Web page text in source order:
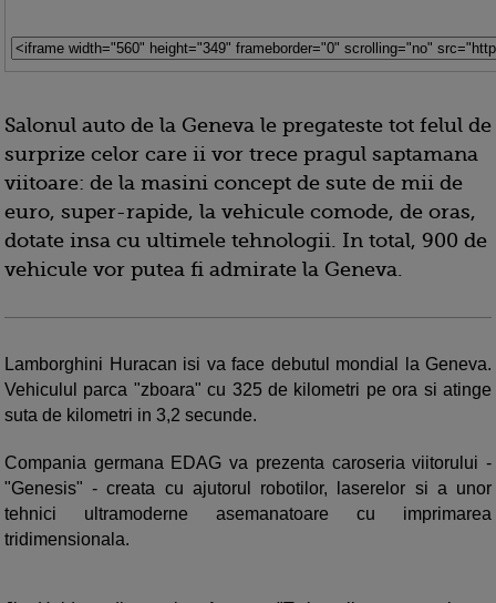
Salonul auto de la Geneva le pregateste tot felul de
surprize celor care ii vor trece pragul saptamana
viitoare: de la masini concept de sute de mii de
euro, super-rapide, la vehicule comode, de oras,
dotate insa cu ultimele tehnologii. In total, 900 de
vehicule vor putea fi admirate la Geneva.
Lamborghini Huracan isi va face debutul mondial la Geneva.
Vehiculul parca "zboara" cu 325 de kilometri pe ora si atinge
suta de kilometri in 3,2 secunde.
Compania germana EDAG va prezenta caroseria viitorului -
"Genesis" - creata cu ajutorul robotilor, laserelor si a unor
tehnici ultramoderne asemanatoare cu imprimarea
tridimensionala.